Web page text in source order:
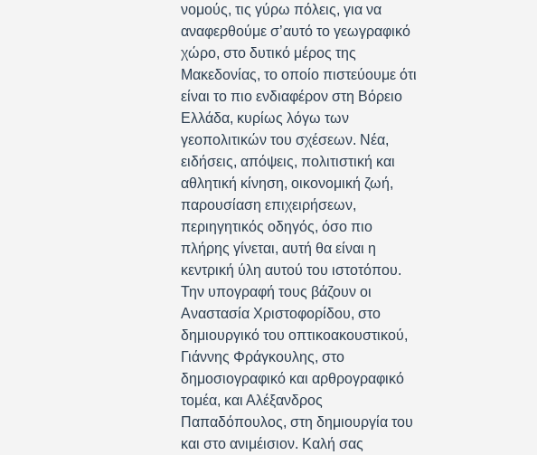
νομούς, τις γύρω πόλεις, για να
αναφερθούμε σ’αυτό το γεωγραφικό
χώρο, στο δυτικό μέρος της
Μακεδονίας, το οποίο πιστεύουμε ότι
είναι το πιο ενδιαφέρον στη Βόρειο
Ελλάδα, κυρίως λόγω των
γεοπολιτικών του σχέσεων. Νέα,
ειδήσεις, απόψεις, πολιτιστική και
αθλητική κίνηση, οικονομική ζωή,
παρουσίαση επιχειρήσεων,
περιηγητικός οδηγός, όσο πιο
πλήρης γίνεται, αυτή θα είναι η
κεντρική ύλη αυτού του ιστοτόπου.
Την υπογραφή τους βάζουν οι
Αναστασία Χριστοφορίδου, στο
δημιουργικό του οπτικοακουστικού,
Γιάννης Φράγκουλης, στο
δημοσιογραφικό και αρθρογραφικό
τομέα, και Αλέξανδρος
Παπαδόπουλος, στη δημιουργία του
και στο ανιμέισιον. Καλή σας